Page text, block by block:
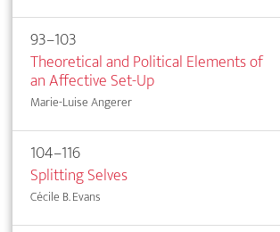
93–103
Theoretical and Political Elements of
an Affective Set-Up
Marie-Luise Angerer
104–116
Splitting Selves
Cécile B. Evans